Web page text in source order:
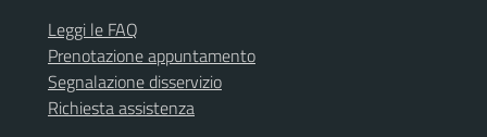
Leggi le FAQ
Prenotazione appuntamento
Segnalazione disservizio
Richiesta assistenza